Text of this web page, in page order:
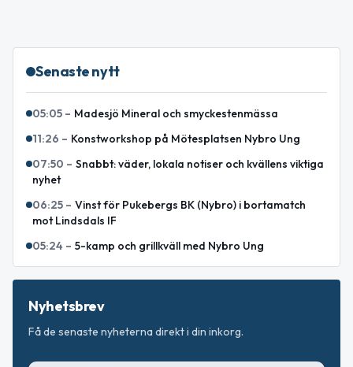
Senaste nytt
05:05 – Madesjö Mineral och smyckestenmässa
11:26 – Konstworkshop på Mötesplatsen Nybro Ung
07:50 – Snabbt: väder, lokala notiser och kvällens viktiga
nyhet
06:25 – Vinst för Pukebergs BK (Nybro) i bortamatch
mot Lindsdals IF
05:24 – 5-kamp och grillkväll med Nybro Ung
Nyhetsbrev
Få de senaste nyheterna direkt i din inkorg.